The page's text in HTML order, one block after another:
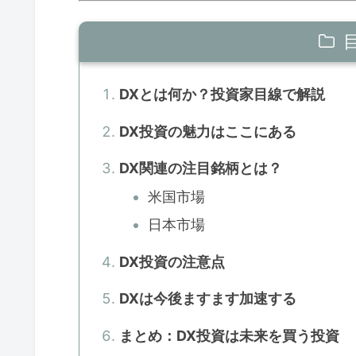
DXとは何か？投資家目線で解説
DX投資の魅力はここにある
DX関連の注目銘柄とは？
米国市場
日本市場
DX投資の注意点
DXは今後ますます加速する
まとめ：DX投資は未来を買う投資